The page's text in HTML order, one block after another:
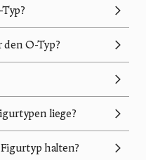
den O-Typ?
liege?
halten?